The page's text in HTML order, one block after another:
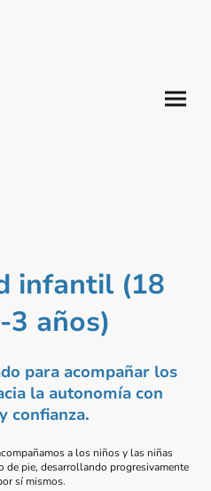
infantil (18
3 años)
para acompañar los
la autonomía con
confianza.
a los niños y las niñas
de pie, desarrollando progresivamente
sí mismos.